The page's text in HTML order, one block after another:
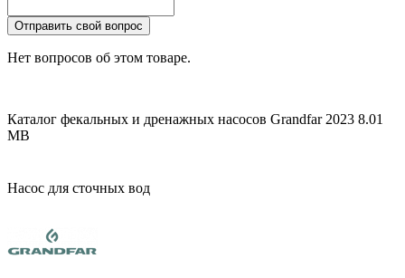
Отправить свой вопрос
Нет вопросов об этом товаре.
Каталог фекальных и дренажных насосов Grandfar 2023 8.01
MB
Насос для сточных вод